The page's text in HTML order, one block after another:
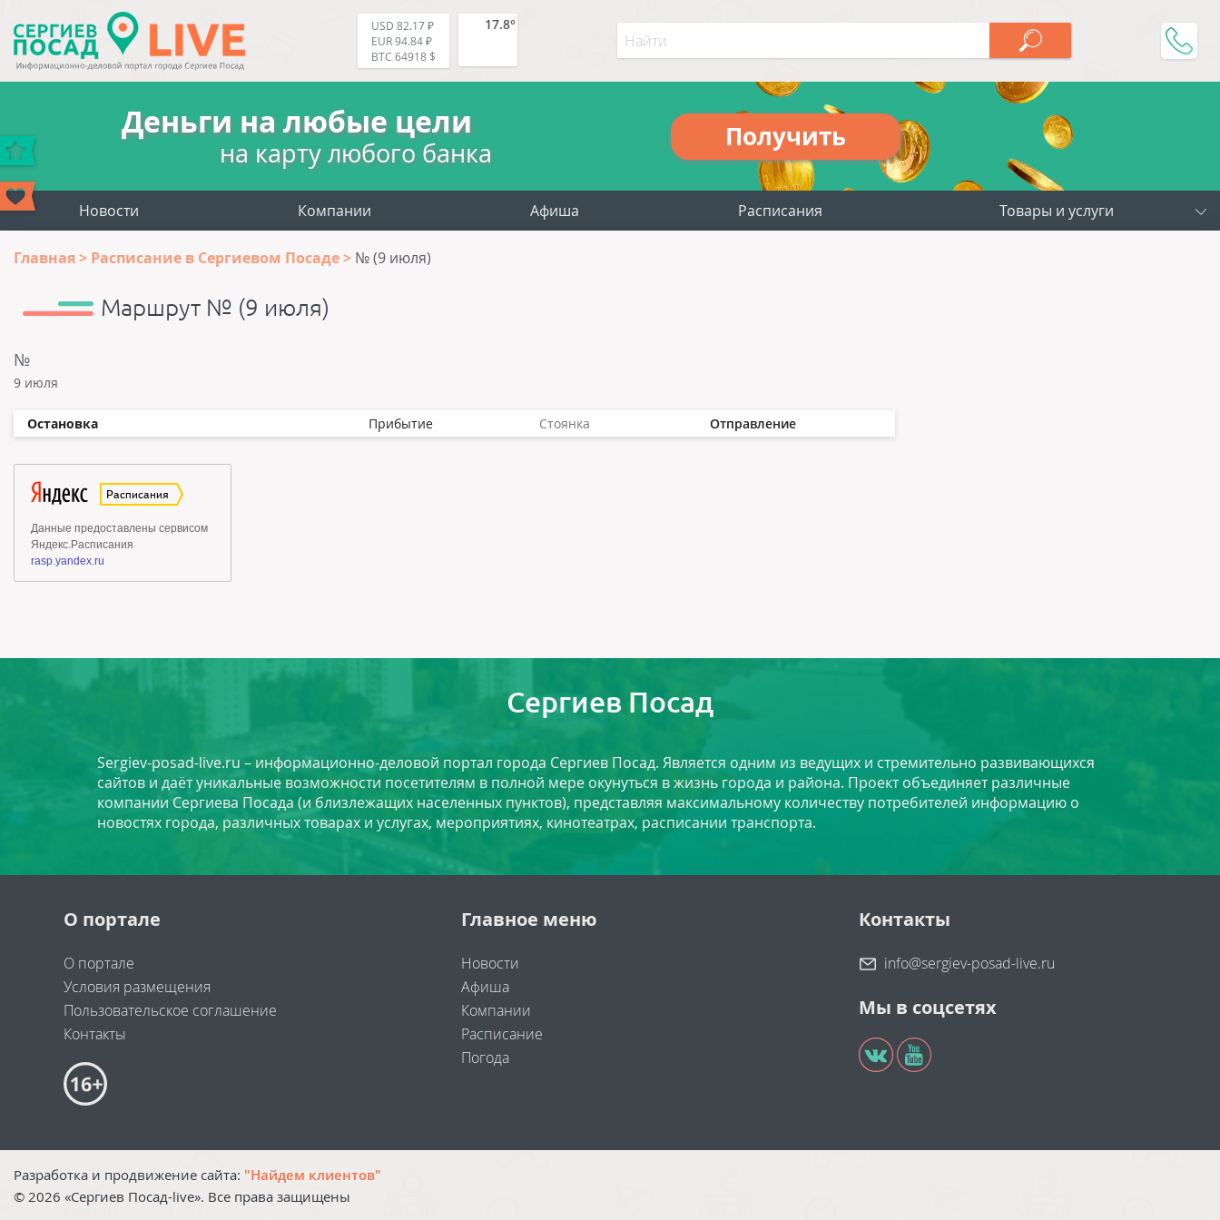
USD 82.17 ₽
EUR 94.84 ₽
BTC 64918 $
17.8°
Деньги на любые цели
на карту любого банка
Получить
Новости Компании Афиша Расписания Товары и услуги
Главная Расписание в Сергиевом Посаде № (9 июля)
Маршрут № (9 июля)
№
9 июля
Остановка Прибытие Стоянка Отправление
Сергиев Посад
Sergiev-posad-live.ru – информационно-деловой портал города Сергиев Посад. Является одним из ведущих и стремительно развивающихся
сайтов и даёт уникальные возможности посетителям в полной мере окунуться в жизнь города и района. Проект объединяет различные
компании Сергиева Посада (и близлежащих населенных пунктов), представляя максимальному количеству потребителей информацию о
новостях города, различных товарах и услугах, мероприятиях, кинотеатрах, расписании транспорта.
О портале
О портале
Условия размещения
Пользовательское соглашение
Контакты
Главное меню
Новости
Афиша
Компании
Расписание
Погода
Контакты
info@sergiev-posad-live.ru
Мы в соцсетях
Разработка и продвижение сайта: "Найдем клиентов"
© 2026 «Сергиев Посад-live». Все права защищены